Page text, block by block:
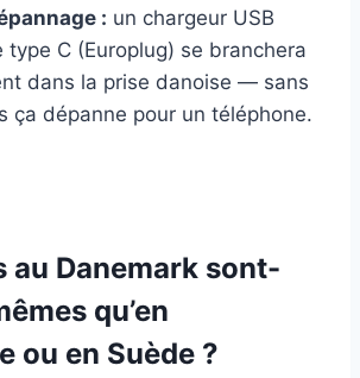
: un chargeur USB
type C (Europlug) se branchera
dans la prise danoise — sans
ça dépanne pour un téléphone.
au Danemark sont-
qu’en
ou en Suède ?